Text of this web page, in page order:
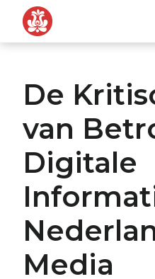
Tovább a tartalomhoz
De
van
Digitale
Media